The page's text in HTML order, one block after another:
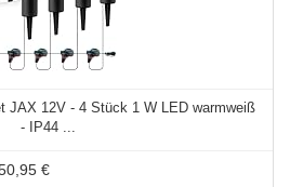
JAX 12V - 4 Stück 1 W LED warmweiß
- IP44 ...
€